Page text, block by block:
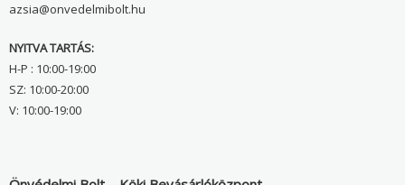
azsia@onvedelmibolt.hu
NYITVA TARTÁS:
H-P : 10:00-19:00
SZ: 10:00-20:00
V: 10:00-19:00